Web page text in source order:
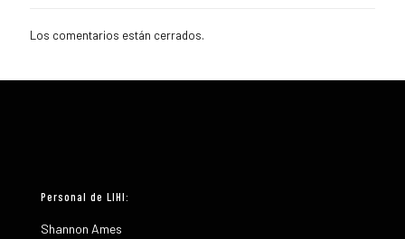
Los comentarios están cerrados.
Personal de LIHI:
Shannon Ames